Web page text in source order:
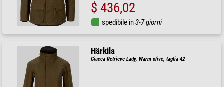
$ 436,02
spedibile in3-7 giorni
Härkila
Giacca Retrieve Lady, Warm olive, taglia 42